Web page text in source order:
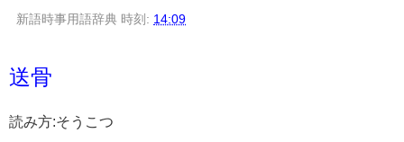
新語時事用語辞典 時刻: 14:09
送骨
読み方:そうこつ